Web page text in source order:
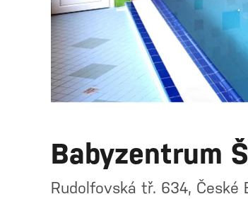
Babyzentrum
Rudolfovská tř. 634, České